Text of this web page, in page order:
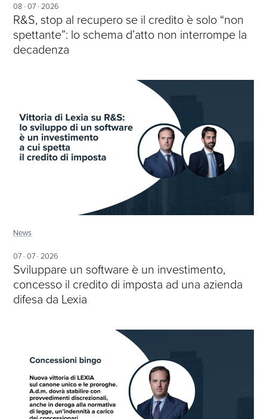
08 · 07 · 2026
R&S, stop al recupero se il credito è solo “non
spettante”: lo schema d’atto non interrompe la
decadenza
News
07 · 07 · 2026
Sviluppare un software è un investimento,
concesso il credito di imposta ad una azienda
difesa da Lexia